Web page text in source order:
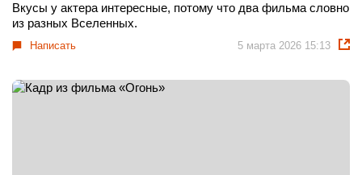
Вкусы у актера интересные, потому что два фильма словно
из разных Вселенных.
Написать 5 марта 2026 15:13